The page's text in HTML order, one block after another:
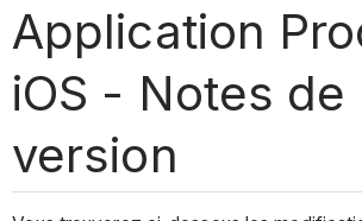
Application
iOS - Notes de
version